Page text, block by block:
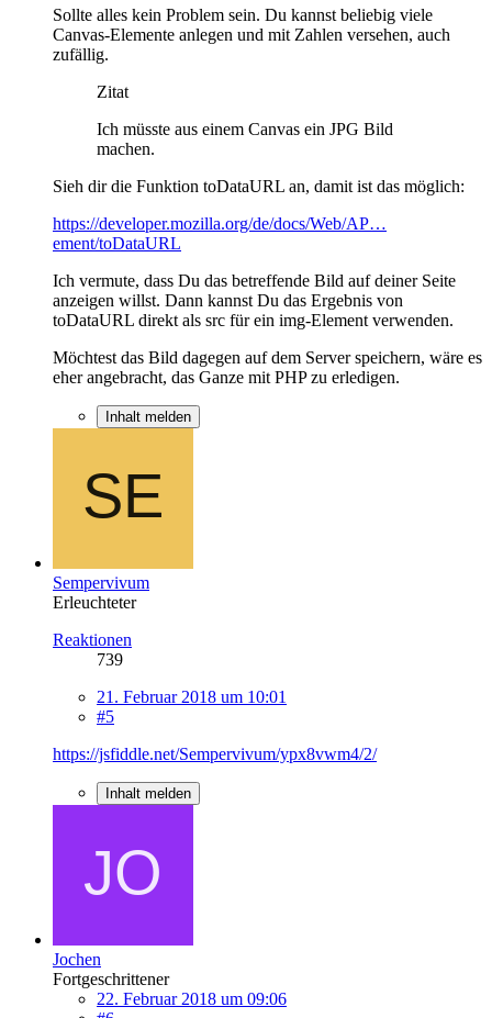
Sollte alles kein Problem sein. Du kannst beliebig viele
Canvas-Elemente anlegen und mit Zahlen versehen, auch
zufällig.
Zitat
Ich müsste aus einem Canvas ein JPG Bild
machen.
Sieh dir die Funktion toDataURL an, damit ist das möglich:
https://developer.mozilla.org/de/docs/Web/AP…
ement/toDataURL
Ich vermute, dass Du das betreffende Bild auf deiner Seite
anzeigen willst. Dann kannst Du das Ergebnis von
toDataURL direkt als src für ein img-Element verwenden.
Möchtest das Bild dagegen auf dem Server speichern, wäre es
eher angebracht, das Ganze mit PHP zu erledigen.
Inhalt melden
Sempervivum
Erleuchteter
Reaktionen
739
21. Februar 2018 um 10:01
#5
https://jsfiddle.net/Sempervivum/ypx8vwm4/2/
Inhalt melden
Jochen
Fortgeschrittener
22. Februar 2018 um 09:06